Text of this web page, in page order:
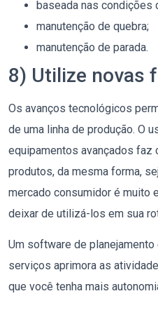
baseada nas condições
manutenção de quebra;
manutenção de parada.
8) Utilize novas
Os avanços tecnológicos
de uma linha de produção. O
equipamentos avançados faz
produtos, da mesma forma,
mercado consumidor é muito
deixar de utilizá-los em sua
Um software de
serviços aprimora as
que você tenha mais